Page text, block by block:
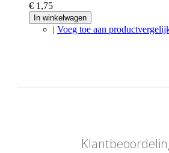
€ 1,75
In winkelwagen
| Voeg toe aan